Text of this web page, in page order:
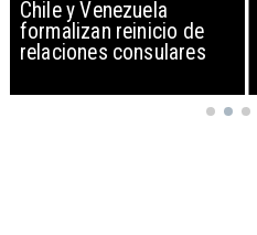
Chile y Venezuela
formalizan reinicio de
relaciones consulares